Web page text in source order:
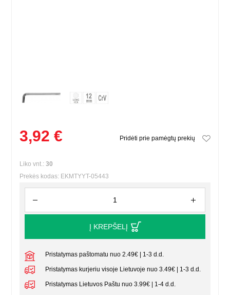
3,92 € Pridėti prie pamėgtų prekių
Liko vnt.:30
Prekės kodas: EKMTYYT-05443
Į KREPŠELĮ
Pristatymas paštomatu nuo 2.49€ | 1-3 d.d.
Pristatymas kurjeriu visoje Lietuvoje nuo 3.49€ | 1-3 d.d.
Pristatymas Lietuvos Paštu nuo 3.99€ | 1-4 d.d.